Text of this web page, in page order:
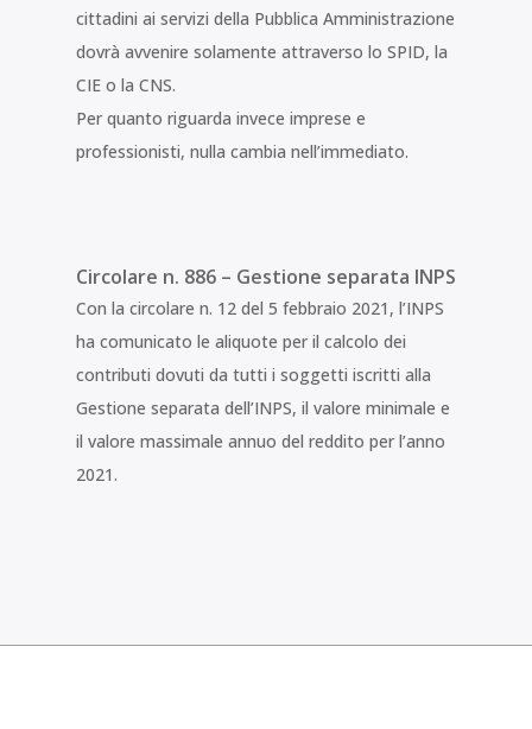
cittadini ai servizi della Pubblica Amministrazione
dovrà avvenire solamente attraverso lo SPID, la
CIE o la CNS.
Per quanto riguarda invece imprese e
professionisti, nulla cambia nell’immediato.
Circolare n. 886 – Gestione separata INPS
Con la circolare n. 12 del 5 febbraio 2021, l’INPS
ha comunicato le aliquote per il calcolo dei
contributi dovuti da tutti i soggetti iscritti alla
Gestione separata dell’INPS, il valore minimale e
il valore massimale annuo del reddito per l’anno
2021.